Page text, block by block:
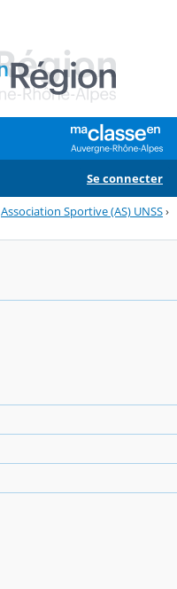
Se connecter
Association Sportive (AS) UNSS›